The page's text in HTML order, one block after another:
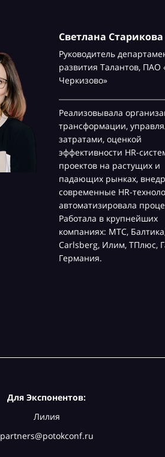
Светлана Старикова
Руководитель
развития Талантов, ПАО
Черкизово»
Реализовывала
трансформации,
затратами, оценкой
эффективности HR-
проектов на растущих и
падающих рынках,
современные HR-
автоматизировала
Работала в крупнейших
компаниях: МТС,
Carlsberg, Илим, ТПлюс,
Германия.
Для Экспонентов:
Лилия
partners@potokconf.ru